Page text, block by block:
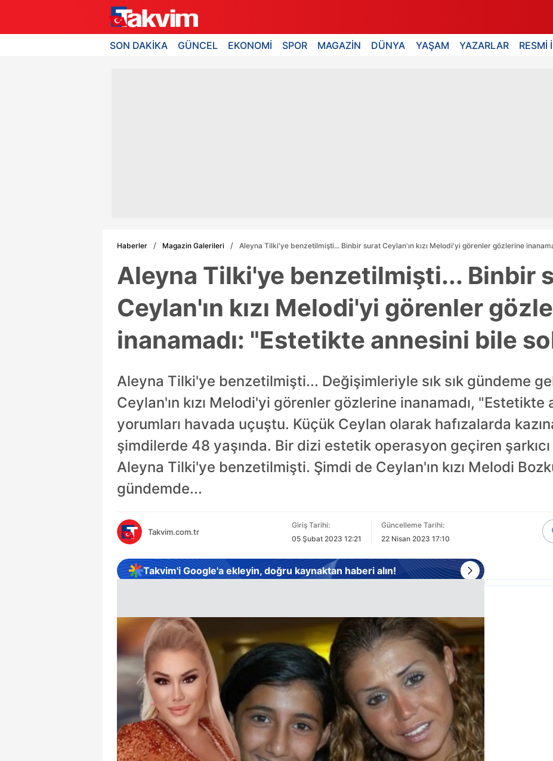
SON DAKİKA GÜNCEL EKONOMİ SPOR MAGAZİN DÜNYA YAŞAM YAZARLAR RESMİ
Haberler Magazin Galerileri Aleyna Tilki'ye benzetilmişti... Binbir surat Ceylan'ın kızı Melodi'yi görenler gözlerine
Aleyna Tilki'ye benzetilmişti... Binbir
Ceylan'ın kızı Melodi'yi görenler
inanamadı: "Estetikte annesini bile
Aleyna Tilki'ye benzetilmişti... Değişimleriyle sık sık gündeme
Ceylan'ın kızı Melodi'yi görenler gözlerine inanamadı, "Estetikte
yorumları havada uçuştu. Küçük Ceylan olarak hafızalarda
şimdilerde 48 yaşında. Bir dizi estetik operasyon geçiren şarkıcı
Aleyna Tilki'ye benzetilmişti. Şimdi de Ceylan'ın kızı Melodi
gündemde...
Takvim.com.tr
Giriş Tarihi:
05 Şubat 2023 12:21
Güncelleme Tarihi:
22 Nisan 2023 17:10
Takvim'i Google'a ekleyin, doğru kaynaktan haberi alın!